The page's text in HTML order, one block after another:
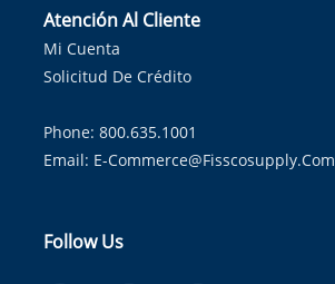
Atención Al Cliente
Mi Cuenta
Solicitud De Crédito
Phone: 800.635.1001
Email: E-Commerce@fisscosupply.com
Follow Us